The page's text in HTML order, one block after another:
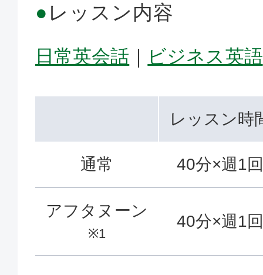
● レッスン内容
日常英会話 ビジネス英語
レッスン時
通常 40分×週1
アフタヌーン
※1
40分×週1